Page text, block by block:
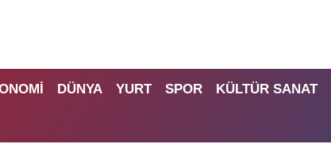
DÜNYA YURT SPOR KÜLTÜR SANAT